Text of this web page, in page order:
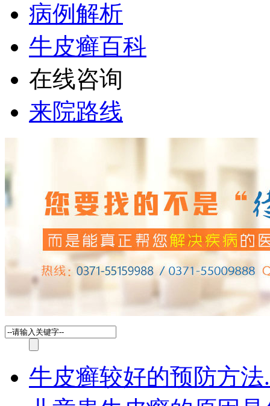
病例解析
牛皮癣百科
在线咨询
来院路线
牛皮癣较好的预防方法.